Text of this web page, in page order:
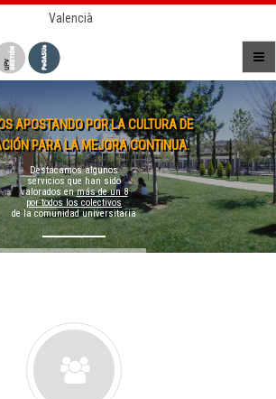
Valencià
APOSTANDO POR LA CULTURA DE
PARA LA MEJORA CONTINUA.
Destacamos algunos
servicios que han sido
valorados enmás de un 8
por todos los colectivos
de la comunidad universitaria